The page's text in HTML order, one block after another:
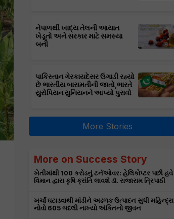
નેપાળથી ખાદ્ય તેલની આયાત
ખેડૂતો અને સરકાર માટે સમસ્યા
બની
પાકિસ્તાન ગેરકાયદેસર ઉગાડી રહ્યો
છે ભારતીય બાસમતીની જાતો,ભારતે
યુરોપિયન યુનિયનને આપ્યો પુરાવો
More Stories
More on Success Story
ખેતીમાંથી 100 કરોડનું ટર્નઓવર: હેલિકોપ્ટર પછી હવે
વિમાન દ્વારા કૃષિ ક્રાંતિ લાવશે ડૉ. રાજારામ ત્રિપાઠી
ખર્ચા ઘટાડવાથી માંડીને અઢળક ઉત્પાદન સુધી મહિન્દ્રા
નોવો 605 બદલી નાખ્યો અંકિતનો જીવન